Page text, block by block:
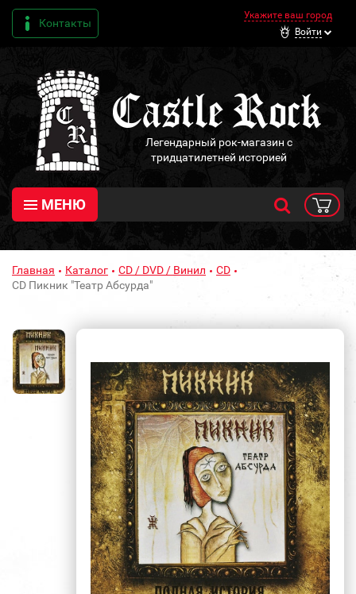
Контакты
Укажите ваш город
Войти
Легендарный рок-магазин с
тридцатилетней историей
МЕНЮ
Главная Каталог CD / DVD / Винил
CD
CD Пикник "Театр Абсурда"